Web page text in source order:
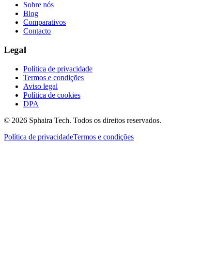
Sobre nós
Blog
Comparativos
Contacto
Legal
Política de privacidade
Termos e condições
Aviso legal
Política de cookies
DPA
© 2026 Sphaira Tech. Todos os direitos reservados.
Política de privacidadeTermos e condições